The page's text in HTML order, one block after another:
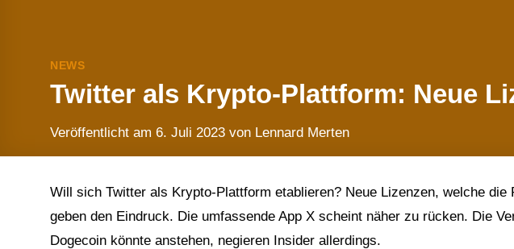
NEWS
Twitter als Krypto-Plattform: Neue
Veröffentlicht am 6. Juli 2023 von Lennard Merten
Will sich Twitter als Krypto-Plattform etablieren? Neue Lizenzen, welche
geben den Eindruck. Die umfassende App X scheint näher zu rücken. Die
Dogecoin könnte anstehen, negieren Insider allerdings.